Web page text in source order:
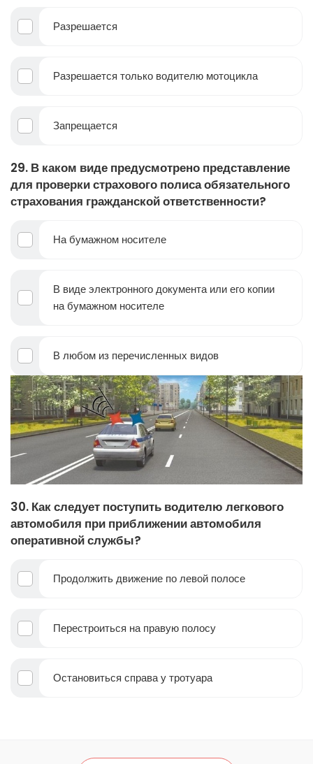
Разрешается
Разрешается только водителю мотоцикла
Запрещается
29. В каком виде предусмотрено представление
для проверки страхового полиса обязательного
страхования гражданской ответственности?
На бумажном носителе
В виде электронного документа или его копии
на бумажном носителе
В любом из перечисленных видов
30. Как следует поступить водителю легкового
автомобиля при приближении автомобиля
оперативной службы?
Продолжить движение по левой полосе
Перестроиться на правую полосу
Остановиться справа у тротуара